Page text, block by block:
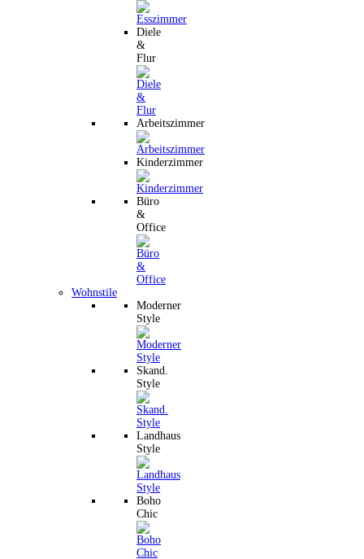
Diele
&
Flur
Arbeitszimmer
Kinderzimmer
Büro
&
Office
Wohnstile
Moderner
Style
Skand.
Style
Landhaus
Style
Boho
Chic